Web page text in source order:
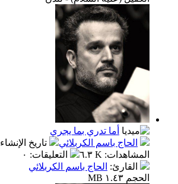
أما تدري بما يجري
الحاج باسم الكربلائي
تاريخ الإنشاء
المشاهدات: ٦.٣ K التعليقات: ٠
القارئ: الحاج باسم الكربلائي
الحجم ١.٤٣ MB